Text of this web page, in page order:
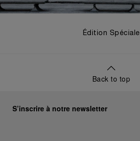
Édition Spéciale
Back to top
S’inscrire à notre newsletter